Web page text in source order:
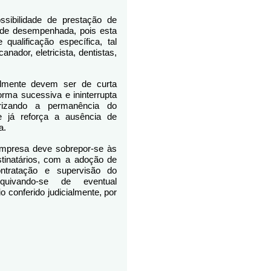
de prestação de
desempenhada, pois esta
qualificação específica, tal
eletricista, dentistas,
devem ser de curta
sucessiva e ininterrupta
a permanência do
já reforça a ausência de
deve sobrepor-se às
com a adoção de
e supervisão do
se de eventual
conferido judicialmente, por